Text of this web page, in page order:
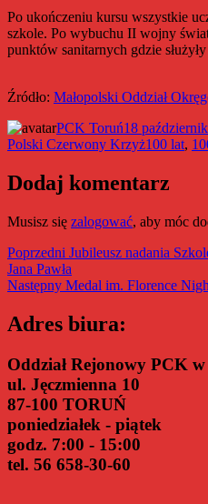
Po ukończeniu kursu wszystkie
szkole. Po wybuchu II wojny
punktów sanitarnych gdzie
Źródło: Małopolski Oddział
Autor
PCK ToruńData
publikacji
18
Polski Czerwony KrzyżTagi
100 lat,
Dodaj komentarz
Musisz się zalogować, aby móc
Nawigacja
wpisu
Poprzedni Poprzedni
wpis:
Jubileusz nadania
Jana Pawła
Następny Następny
Medal im. Florence
Adres biura:
Oddział Rejonowy PCK
ul. Jęczmienna 10
87-100 TORUŃ
poniedziałek - piątek
godz. 7:00 - 15:00
tel. 56 658-30-60